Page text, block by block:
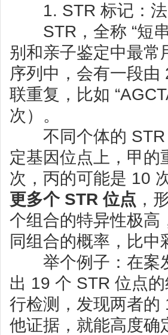
1. STR 标记：法
STR，全称 “短串
别和亲子鉴定中最常
序列中，会有一段由
联重复，比如
次）。
不同个体的 STR
定基因位点上，甲
次，丙的可能是 10
更多个 STR 位点 ，
个组合的特异性极高
同组合的概率，比中
举个例子：在案
出 19 个 STR 位点
行检测，发现两者的
他证据，就能高度确